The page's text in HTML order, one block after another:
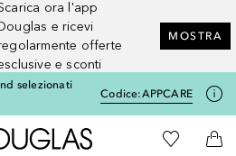
ora l'app
e ricevi
offerte
e sconti
MOSTRA
selezionati
Codice:APPCARE
A Douglas HomeAlla Mia
Al